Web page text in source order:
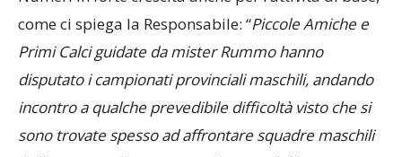
Numeri in forte crescita anche per l’attività di base,
come ci spiega la Responsabile: “Piccole Amiche e
Primi Calci guidate da mister Rummo hanno
disputato i campionati provinciali maschili, andando
incontro a qualche prevedibile difficoltà visto che si